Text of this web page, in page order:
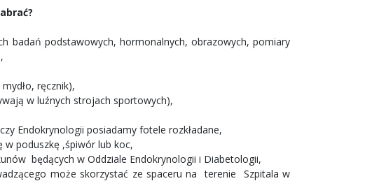
badań podstawowych, hormonalnych, obrazowych, pomiary
ręcznik),
w luźnych strojach sportowych),
Endokrynologii posiadamy fotele rozkładane,
w poduszkę ,śpiwór lub koc,
będących w Oddziale Endokrynologii i Diabetologii,
może skorzystać ze spaceru na terenie Szpitala w